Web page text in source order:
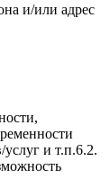
и/или адрес
и т.п.6.2.